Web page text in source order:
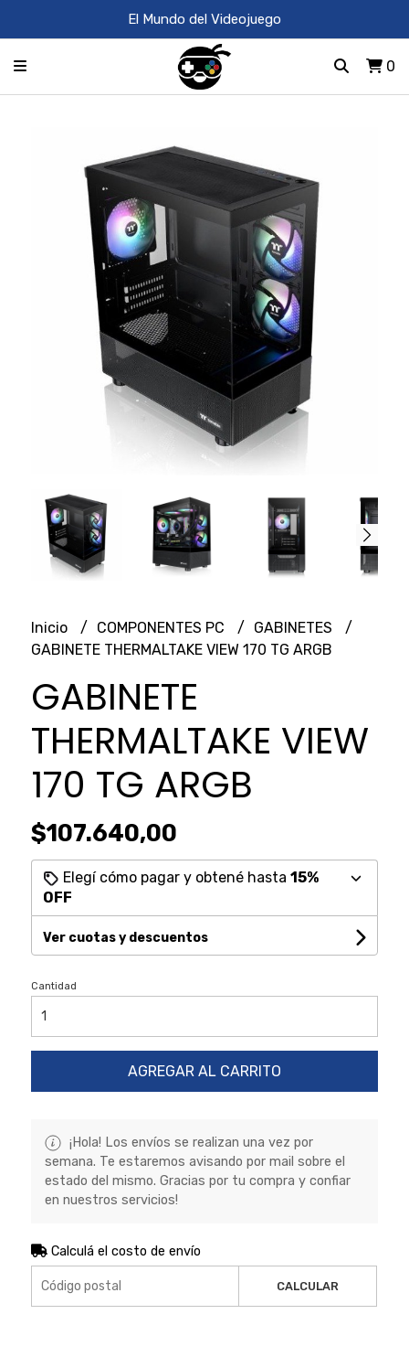
El Mundo del Videojuego
0
Inicio COMPONENTES PC
GABINETES
GABINETE THERMALTAKE VIEW 170 TG ARGB
GABINETE
THERMALTAKE VIEW
170 TG ARGB
$107.640,00
Elegí cómo pagar y obtené hasta 15%
OFF
Ver cuotas y descuentos
Cantidad
AGREGAR AL CARRITO
¡Hola! Los envíos se realizan una vez por
semana. Te estaremos avisando por mail sobre el
estado del mismo. Gracias por tu compra y confiar
en nuestros servicios!
Calculá el costo de envío
CALCULAR